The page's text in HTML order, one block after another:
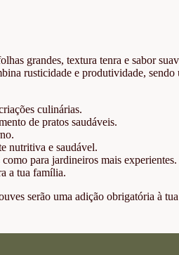
grandes, textura tenra e sabor
rusticidade e produtividade, sendo
culinárias.
de pratos saudáveis.
nutritiva e saudável.
para jardineiros mais experientes.
a tua família.
serão uma adição obrigatória à